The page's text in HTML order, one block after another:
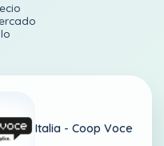
Italia - Coop Voce